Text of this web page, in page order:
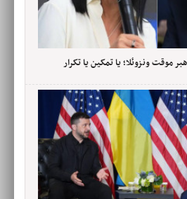
موقت ونزوئلا؛ یا تمکین یا تکرار